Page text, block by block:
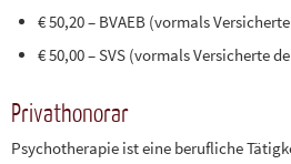
€ 50,20 – BVAEB (vormals
€ 50,00 – SVS (vormals Versicherte
Privathonorar
Psychotherapie ist eine berufliche